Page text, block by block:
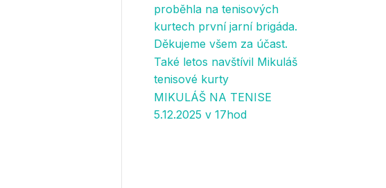
proběhla na tenisových
kurtech první jarní brigáda.
Děkujeme všem za účast.
Také letos navštívil Mikuláš
tenisové kurty
MIKULÁŠ NA TENISE
5.12.2025 v 17hod